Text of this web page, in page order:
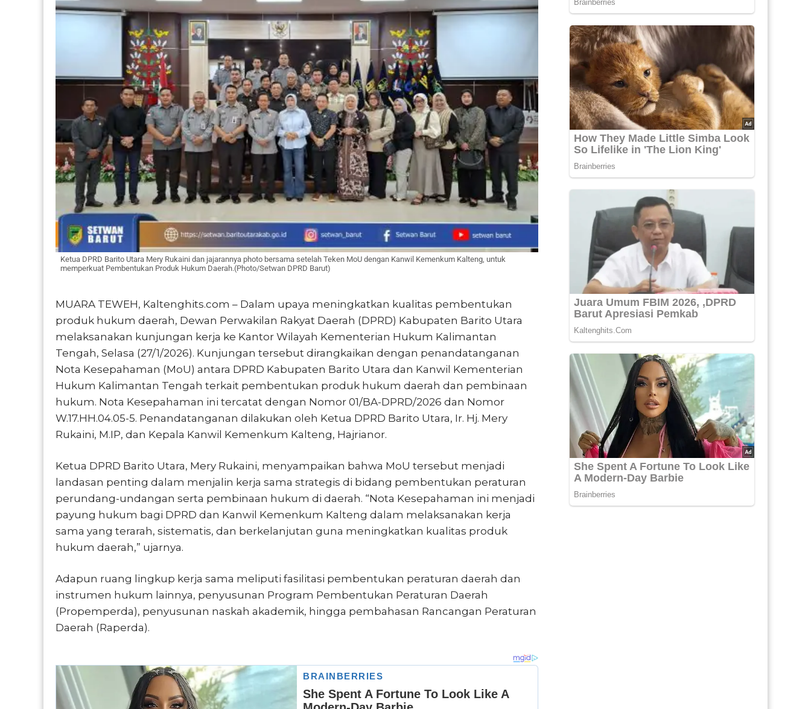
Ketua DPRD Barito Utara Mery Rukaini dan jajarannya photo bersama setelah Teken MoU dengan Kanwil Kemenkum Kalteng, untuk
memperkuat Pembentukan Produk Hukum Daerah.(Photo/Setwan DPRD Barut)
MUARA TEWEH, Kaltenghits.com – Dalam upaya meningkatkan kualitas pembentukan
produk hukum daerah, Dewan Perwakilan Rakyat Daerah (DPRD) Kabupaten Barito Utara
melaksanakan kunjungan kerja ke Kantor Wilayah Kementerian Hukum Kalimantan
Tengah, Selasa (27/1/2026). Kunjungan tersebut dirangkaikan dengan penandatanganan
Nota Kesepahaman (MoU) antara DPRD Kabupaten Barito Utara dan Kanwil Kementerian
Hukum Kalimantan Tengah terkait pembentukan produk hukum daerah dan pembinaan
hukum. Nota Kesepahaman ini tercatat dengan Nomor 01/BA-DPRD/2026 dan Nomor
W.17.HH.04.05-5. Penandatanganan dilakukan oleh Ketua DPRD Barito Utara, Ir. Hj. Mery
Rukaini, M.IP, dan Kepala Kanwil Kemenkum Kalteng, Hajrianor.
Ketua DPRD Barito Utara, Mery Rukaini, menyampaikan bahwa MoU tersebut menjadi
landasan penting dalam menjalin kerja sama strategis di bidang pembentukan peraturan
perundang-undangan serta pembinaan hukum di daerah. “Nota Kesepahaman ini menjadi
payung hukum bagi DPRD dan Kanwil Kemenkum Kalteng dalam melaksanakan kerja
sama yang terarah, sistematis, dan berkelanjutan guna meningkatkan kualitas produk
hukum daerah,” ujarnya.
Adapun ruang lingkup kerja sama meliputi fasilitasi pembentukan peraturan daerah dan
instrumen hukum lainnya, penyusunan Program Pembentukan Peraturan Daerah
(Propemperda), penyusunan naskah akademik, hingga pembahasan Rancangan Peraturan
Daerah (Raperda).